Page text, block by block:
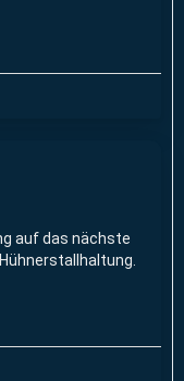
auf das nächste